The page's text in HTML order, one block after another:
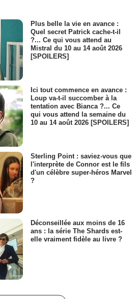
Plus belle la vie en avance :
Quel secret Patrick cache-t-il
?... Ce qui vous attend au
Mistral du 10 au 14 août 2026
[SPOILERS]
Ici tout commence en avance :
Loup va-t-il succomber à la
tentation avec Bianca ?... Ce
qui vous attend la semaine du
10 au 14 août 2026 [SPOILERS]
Sterling Point : saviez-vous que
l'interprète de Connor est le fils
d'un célèbre super-héros Marvel
?
Déconseillée aux moins de 16
ans : la série The Shards est-
elle vraiment fidèle au livre ?